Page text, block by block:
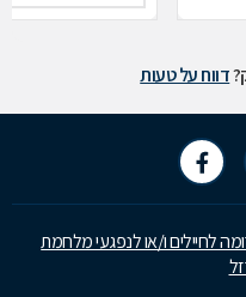
דווח על טעות
לחיילים ו/או לנפגעי מלחמת